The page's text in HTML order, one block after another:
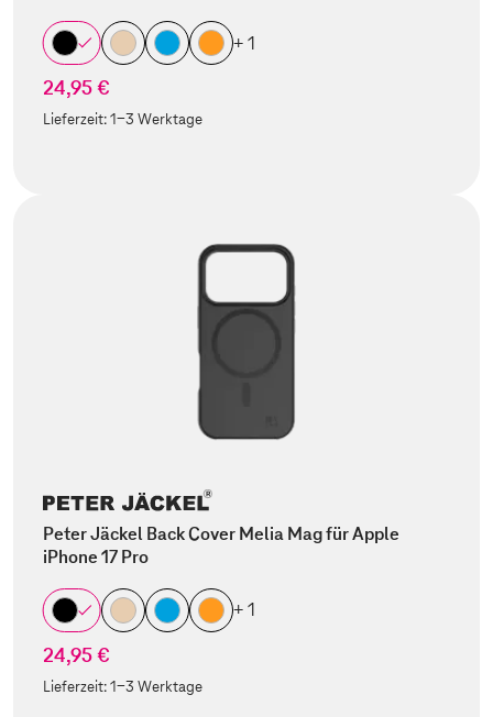
+ 1
24,95 €
Lieferzeit:1-3 Werktage
Peter Jäckel Back Cover Melia Mag für Apple
iPhone 17 Pro
+ 1
24,95 €
Lieferzeit:1-3 Werktage